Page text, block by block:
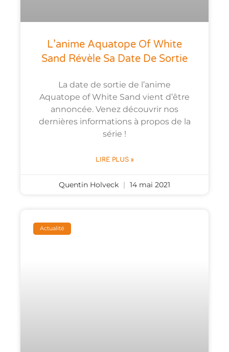
L’anime Aquatope Of White
Sand Révèle Sa Date De Sortie
La date de sortie de l’anime
Aquatope of White Sand vient d’être
annoncée. Venez découvrir nos
dernières informations à propos de la
série !
LIRE PLUS »
Quentin Holveck 14 mai 2021
Actualité